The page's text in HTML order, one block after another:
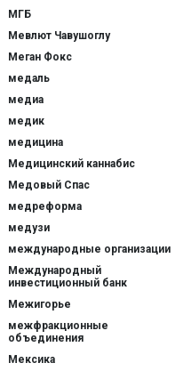
МГБ
Мевлют Чавушоглу
Меган Фокс
медаль
медиа
медик
медицина
Медицинский каннабис
Медовый Спас
медреформа
медузи
международные организации
Международный
инвестиционный банк
Межигорье
межфракционные
объединения
Мексика